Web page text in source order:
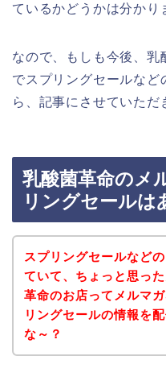
ているかどうかは分かり
なので、もしも今後、乳
でスプリングセールなど
ら、記事にさせていただ
乳酸菌革命のメ
リングセールは
スプリングセールなど
ていて、ちょっと思っ
革命のお店ってメルマ
リングセールの情報を
な～？